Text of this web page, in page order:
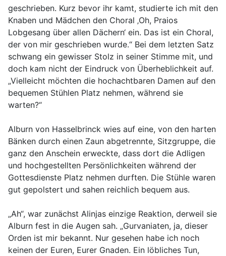
geschrieben. Kurz bevor ihr kamt, studierte ich mit den
Knaben und Mädchen den Choral ‚Oh, Praios
Lobgesang über allen Dächern‘ ein. Das ist ein Choral,
der von mir geschrieben wurde.“ Bei dem letzten Satz
schwang ein gewisser Stolz in seiner Stimme mit, und
doch kam nicht der Eindruck von Überheblichkeit auf.
„Vielleicht möchten die hochachtbaren Damen auf den
bequemen Stühlen Platz nehmen, während sie
warten?“
Alburn von Hasselbrinck wies auf eine, von den harten
Bänken durch einen Zaun abgetrennte, Sitzgruppe, die
ganz den Anschein erweckte, dass dort die Adligen
und hochgestellten Persönlichkeiten während der
Gottesdienste Platz nehmen durften. Die Stühle waren
gut gepolstert und sahen reichlich bequem aus.
„Ah“, war zunächst Alinjas einzige Reaktion, derweil sie
Alburn fest in die Augen sah. „Gurvaniaten, ja, dieser
Orden ist mir bekannt. Nur gesehen habe ich noch
keinen der Euren, Eurer Gnaden. Ein löbliches Tun,